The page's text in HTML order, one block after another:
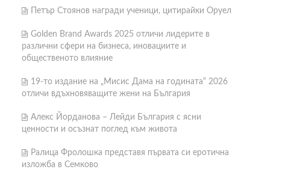
Петър Стоянов награди ученици, цитирайки Оруел
Golden Brand Awards 2025 отличи лидерите в
различни сфери на бизнеса, иновациите и
общественото влияние
19-то издание на „Мисис Дама на годината“ 2026
отличи вдъхновяващите жени на България
Алекс Йорданова – Лейди България с ясни
ценности и осъзнат поглед към живота
Ралица Фролошка представя първата си еротична
изложба в Семково